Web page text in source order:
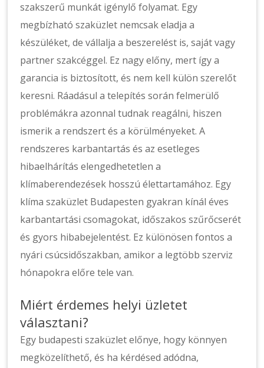
szakszerű munkát igénylő folyamat. Egy
megbízható szaküzlet nemcsak eladja a
készüléket, de vállalja a beszerelést is, saját vagy
partner szakcéggel. Ez nagy előny, mert így a
garancia is biztosított, és nem kell külön szerelőt
keresni. Ráadásul a telepítés során felmerülő
problémákra azonnal tudnak reagálni, hiszen
ismerik a rendszert és a körülményeket. A
rendszeres karbantartás és az esetleges
hibaelhárítás elengedhetetlen a
klímaberendezések hosszú élettartamához. Egy
klíma szaküzlet Budapesten gyakran kínál éves
karbantartási csomagokat, időszakos szűrőcserét
és gyors hibabejelentést. Ez különösen fontos a
nyári csúcsidőszakban, amikor a legtöbb szerviz
hónapokra előre tele van.
Miért érdemes helyi üzletet
választani?
Egy budapesti szaküzlet előnye, hogy könnyen
megközelíthető, és ha kérdésed adódna,